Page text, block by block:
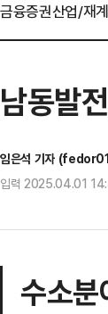
금융증권산업/재계
남동발
임은석 기자
입력 2025.04.01
수소